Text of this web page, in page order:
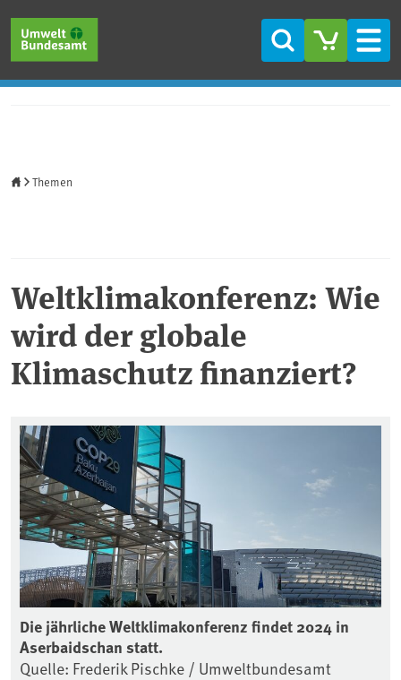
Suche
Themen
Weltklimakonferenz: Wie
wird der globale
Klimaschutz finanziert?
Die jährliche Weltklimakonferenz findet 2024 in
Aserbaidschan statt.
Quelle: Frederik Pischke / Umweltbundesamt